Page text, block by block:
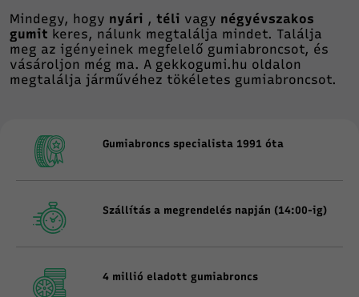
Mindegy, hogy nyári , téli vagy négyévszakos
gumit keres, nálunk megtalálja mindet. Találja
meg az igényeinek megfelelő gumiabroncsot, és
vásároljon még ma. A gekkogumi.hu oldalon
megtalálja járművéhez tökéletes gumiabroncsot.
Gumiabroncs specialista 1991 óta
Szállítás a megrendelés napján (14:00-ig)
4 millió eladott gumiabroncs